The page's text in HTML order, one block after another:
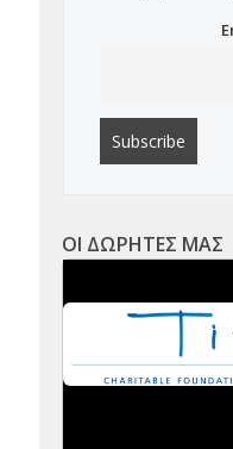
ΟΙ ΔΩΡΗΤΕΣ ΜΑΣ